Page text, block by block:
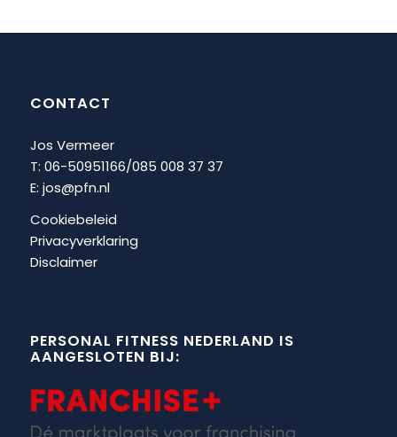
CONTACT
Jos Vermeer
T: 06-50951166/085 008 37 37
E: jos@pfn.nl
Cookiebeleid
Privacyverklaring
Disclaimer
PERSONAL FITNESS NEDERLAND IS
AANGESLOTEN BIJ: